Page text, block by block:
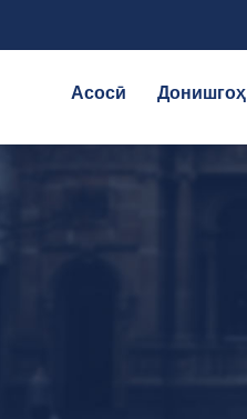
Асосӣ Донишгоҳ